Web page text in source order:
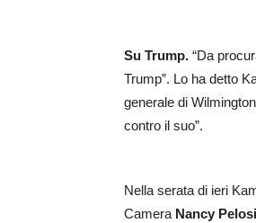
Su Trump. “Da
Trump”. Lo ha detto
generale di
contro il suo”.
Nella serata di ieri
Camera Nancy Pelosi